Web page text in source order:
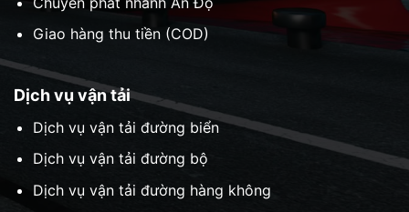
Giao hàng thu tiền (COD)
Dịch vụ vận tải
Dịch vụ vận tải đường biển
Dịch vụ vận tải đường bộ
Dịch vụ vận tải đường hàng không